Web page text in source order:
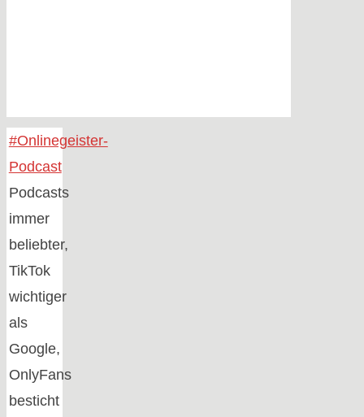
Home
#Onlinegeister-
Podcast
Podcasts
immer
beliebter,
TikTok
wichtiger
als
Google,
OnlyFans
besticht